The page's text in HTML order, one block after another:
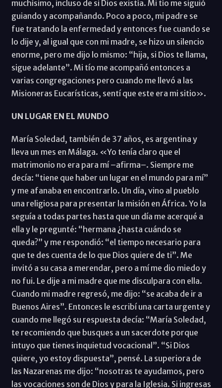
muchísimo, incluso de si Dios existía. Mi tío me siguió
guiando y acompañando. Poco a poco, mi padre se
fue tratando la enfermedad y entonces fue cuando se
lo dije y, al igual que con mi madre, se hizo un silencio
enorme, pero me dijo lo mismo: “hija, si Dios te llama,
sigue adelante”. Mi tío me acompañó entonces a
varias congregaciones pero cuando me llevó a las
Misioneras Eucarísticas, sentí que este era mi sitio».
UN LUGAR EN EL MUNDO
María Soledad, también de 37 años, es argentina y
lleva un mes en Málaga. «Yo tenía claro que el
matrimonio no era para mí –afirma–. Siempre me
decía: “tiene que haber un lugar en el mundo para mí”
y me afanaba en encontrarlo. Un día, vino al pueblo
una religiosa para presentar la misión en África. Yo la
seguía a todas partes hasta que un día me acerqué a
ella y le pregunté: “hermana ¿hasta cuándo se
queda?” y me respondió: “el tiempo necesario para
que te des cuenta de lo que Dios quiere de ti”. Me
invitó a su casa a merendar, pero a mí me dio miedo y
no fui. Le dije a mi madre que me disculpara con ella.
Cuando mi madre regresó, me dijo: “se acaba de ir a
Buenos Aires”. Entonces le escribí una carta urgente y
cuando me llegó su respuesta decía: “María Soledad,
te recomiendo que busques a un sacerdote porque
intuyo que tienes inquietud vocacional”. “Si Dios
quiere, yo estoy dispuesta”, pensé. La superiora de
las Nazarenas me dijo: “nosotras te ayudamos, pero
las vocaciones son de Dios y para la Iglesia. Si ingresas